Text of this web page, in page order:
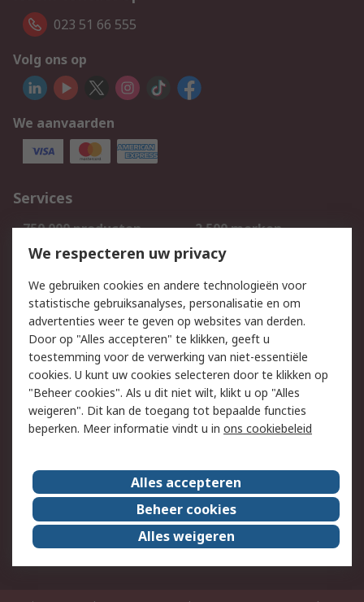
023 51 66 555
Volg ons op
We aanvaarden
Services
750.000 producten
2.500 merken
Bestellen
Inkoopoplossingen
Track & Trace
Wettelijk
Cookiebeleid
Email veiligheid
Privacybeleid
Websitevoorwaarden
Algemene
verkoopvoorwaarden
Over RS
RS Group
Over ons
RS wereldwijd
Werken bij RS
ESG
We respecteren uw privacy
We gebruiken cookies en andere technologieën voor
statistische gebruiksanalyses, personalisatie en om
advertenties weer te geven op websites van derden.
Door op "Alles accepteren" te klikken, geeft u
toestemming voor de verwerking van niet-essentiële
cookies. U kunt uw cookies selecteren door te klikken op
"Beheer cookies". Als u dit niet wilt, klikt u op "Alles
weigeren". Dit kan de toegang tot bepaalde functies
beperken. Meer informatie vindt u in ons cookiebeleid
Alles accepteren
Beheer cookies
Alles weigeren